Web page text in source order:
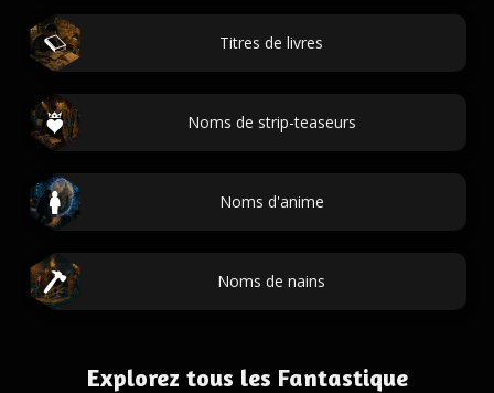
Titres de livres
Noms de strip-teaseurs
Noms d'anime
Noms de nains
Explorez tous les Fantastique